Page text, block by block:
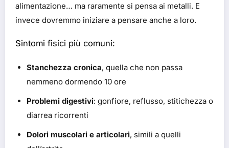
alimentazione… ma raramente si pensa ai metalli. E
invece dovremmo iniziare a pensare anche a loro.
Sintomi fisici più comuni:
Stanchezza cronica, quella che non passa
nemmeno dormendo 10 ore
Problemi digestivi: gonfiore, reflusso, stitichezza o
diarrea ricorrenti
Dolori muscolari e articolari, simili a quelli